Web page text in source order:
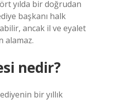
yılda bir doğrudan
başkanı halk
ancak il ve eyalet
alamaz.
nedir?
bir yıllık